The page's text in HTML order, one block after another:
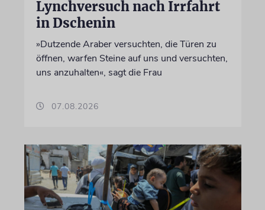
Lynchversuch nach Irrfahrt
in Dschenin
»Dutzende Araber versuchten, die Türen zu
öffnen, warfen Steine auf uns und versuchten,
uns anzuhalten«, sagt die Frau
07.08.2026